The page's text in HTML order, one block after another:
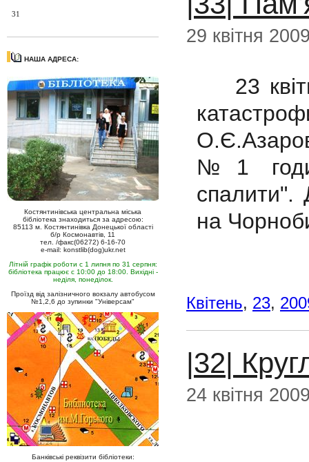
31
НАША АДРЕСА:
Костянтинівська центральна міська
бібліотека знаходиться за адресою:
85113 м. Костянтинівка Донецької області
б/р Космонавтів, 11
тел. /факс(06272) 6-16-70
e-mail: konstlib(dog)ukr.net
Літній графік роботи с 1 липня по 31 серпня:
бібліотека працює с 10:00 до 18:00. Вихідні -
неділя, понеділок.
Проїзд від залізничного вокзалу автобусом
№1,2,6 до зупинки "Універсам"
Банківські реквізити бібліотеки:
29 квітня
23
№1
спалити".
на
Квітень, 23,
|32|
24 квітня